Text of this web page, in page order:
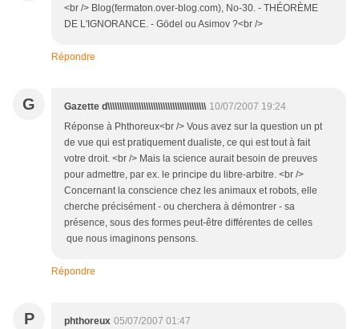
<br /> Blog(fermaton.over-blog.com), No-30. - THÉORÈME
DE L'IGNORANCE. - Gödel ou Asimov ?<br />
Répondre
G Gazette d\\\\\\\\\\\\\\\\\\\\\\\\\\\\\\\\\\\\\\\\\ 10/07/2007 19:24
Réponse à Phthoreux<br /> Vous avez sur la question un pt
de vue qui est pratiquement dualiste, ce qui est tout à fait
votre droit. <br /> Mais la science aurait besoin de preuves
pour admettre, par ex. le principe du libre-arbitre. <br />
Concernant la conscience chez les animaux et robots, elle
cherche précisément - ou cherchera à démontrer - sa
présence, sous des formes peut-être différentes de celles
que nous imaginons pensons.
Répondre
P phthoreux 05/07/2007 01:47